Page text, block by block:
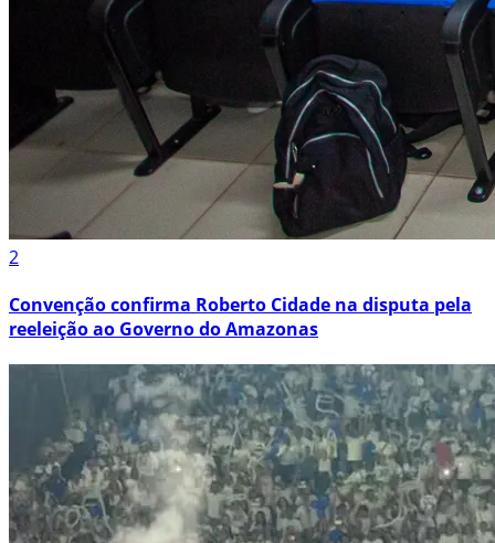
2
Convenção confirma Roberto Cidade na disputa pela
reeleição ao Governo do Amazonas